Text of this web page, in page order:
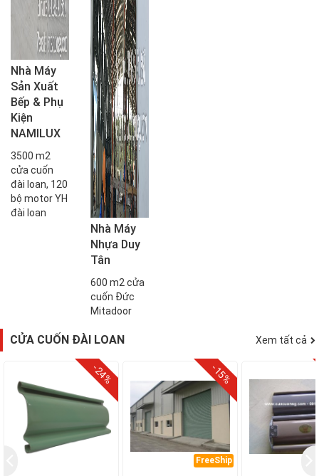
Nhà Máy
Sản Xuất
Bếp & Phụ
Kiện
NAMILUX
3500 m2
cửa cuốn
đài loan, 120
bộ motor YH
đài loan
Nhà Máy
Nhựa Duy
Tân
600 m2 cửa
cuốn Đức
Mitadoor
CỬA CUỐN ĐÀI LOAN Xem tất cả
-24%
FreeShip
-15%